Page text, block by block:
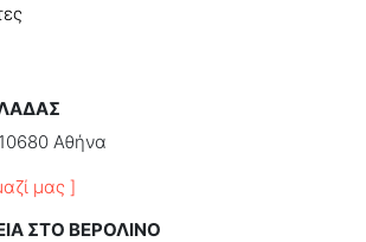
Αθήνα
μας ]
ΣΤΟ ΒΕΡΟΛΙΝΟ